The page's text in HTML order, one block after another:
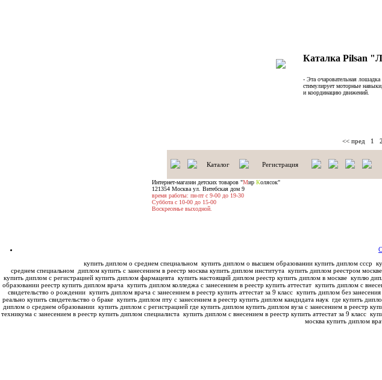
Каталка Pilsan
- Эта очаровательная
стимулирует моторные
и координацию движений.
<< пред 1 2
Каталог Регистрация
Интернет-магазин детских товаров "Мир Колясок"
121354 Москва ул. Витебская дом 9
время работы: пн-пт с 9-00 до 19-30
Суббота с 10-00 до 15-00
Воскресенье выходной.
купить диплом о среднем специальном купить диплом о высшем образовании купить диплом ссср
среднем специальном диплом купить с занесением в реестр москва купить диплом института купить диплом реестром
купить диплом с регистрацией купить диплом фармацевта купить настоящий диплом реестр купить диплом в москве куплю
образовании реестр купить диплом врача купить диплом колледжа с занесением в реестр купить аттестат купить диплом с
свидетельство о рождении купить диплом врача с занесением в реестр купить аттестат за 9 класс купить диплом без
реально купить свидетельство о браке купить диплом пту с занесением в реестр купить диплом кандидата наук где купить
диплом о среднем образовании купить диплом с регистрацией где купить диплом купить диплом вуза с занесением в реестр
техникума с занесением в реестр купить диплом специалиста купить диплом с внесением в реестр купить аттестат за 9 класс
москва купить диплом